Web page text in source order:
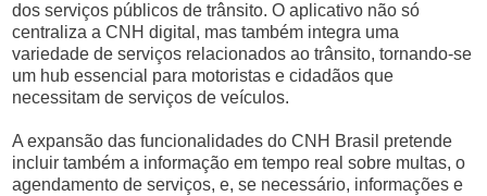
dos serviços públicos de trânsito. O aplicativo não só
centraliza a CNH digital, mas também integra uma
variedade de serviços relacionados ao trânsito, tornando-se
um hub essencial para motoristas e cidadãos que
necessitam de serviços de veículos.
A expansão das funcionalidades do CNH Brasil pretende
incluir também a informação em tempo real sobre multas, o
agendamento de serviços, e, se necessário, informações e